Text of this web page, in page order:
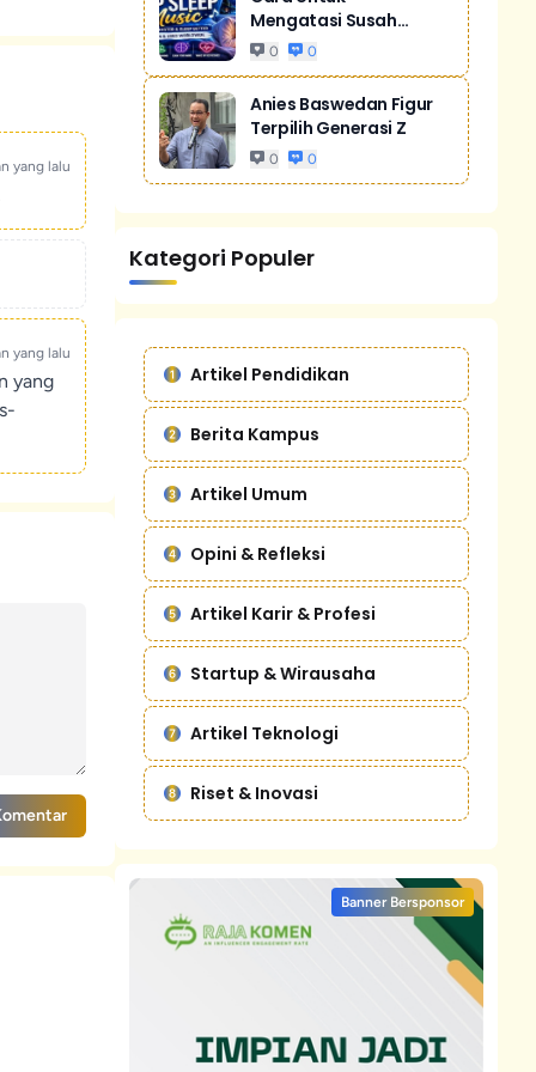
yang lalu
yang lalu
yang
Mengatasi Susah
Tidur Akibat Stres
0 0
Anies Baswedan Figur
Terpilih Generasi Z
0 0
Kategori Populer
Artikel Pendidikan
Berita Kampus
Artikel Umum
Opini & Refleksi
Artikel Karir & Profesi
Startup & Wirausaha
Artikel Teknologi
Riset & Inovasi
Banner Bersponsor